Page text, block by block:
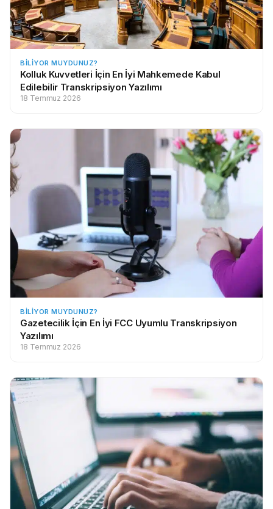
BILIYOR MUYDUNUZ?
Kolluk Kuvvetleri İçin En İyi Mahkemede Kabul
Edilebilir Transkripsiyon Yazılımı
18 Temmuz 2026
BILIYOR MUYDUNUZ?
Gazetecilik İçin En İyi FCC Uyumlu Transkripsiyon
Yazılımı
18 Temmuz 2026